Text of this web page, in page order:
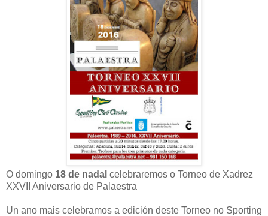
O domingo 18 de nadal celebraremos o Torneo de Xadrez
XXVII Aniversario de Palaestra
Un ano mais celebramos a edición deste Torneo no Sporting